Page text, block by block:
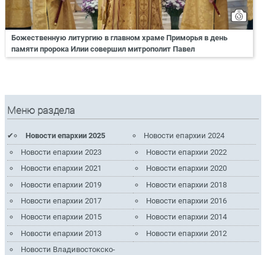
Божественную литургию в главном храме Приморья в день
памяти пророка Илии совершил митрополит Павел
Меню раздела
Новости епархии 2025
Новости епархии 2024
Новости епархии 2023
Новости епархии 2022
Новости епархии 2021
Новости епархии 2020
Новости епархии 2019
Новости епархии 2018
Новости епархии 2017
Новости епархии 2016
Новости епархии 2015
Новости епархии 2014
Новости епархии 2013
Новости епархии 2012
Новости Владивостокско-